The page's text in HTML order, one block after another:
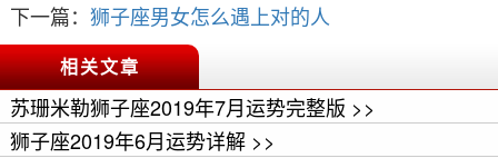
下一篇： 狮子座男女怎么遇上对的人
相关文章
苏珊米勒狮子座2019年7月运势完整版 >>
狮子座2019年6月运势详解 >>